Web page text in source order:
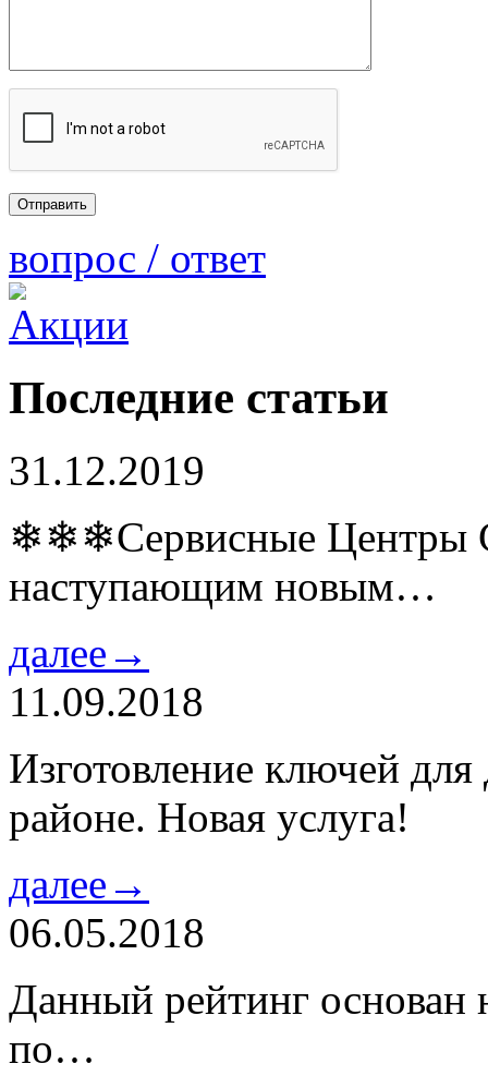
вопрос / ответ
Последние статьи
31.12.2019
❄❄❄Сервисные Центры
наступающим новым…
далее→
11.09.2018
Изготовление ключей
районе. Новая услуга!
далее→
06.05.2018
Данный рейтинг основан
по…